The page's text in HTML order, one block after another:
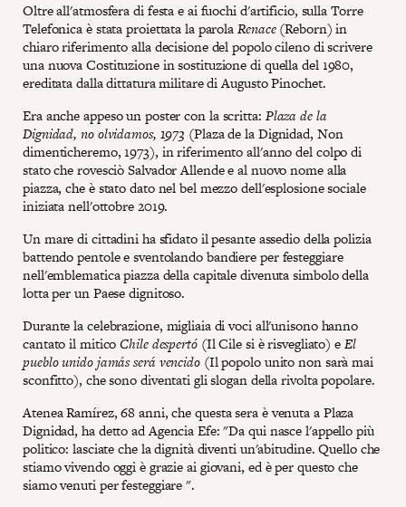
Oltre all'atmosfera di festa e ai fuochi d'artificio, sulla Torre
Telefonica è stata proiettata la parolaRenace(Reborn) in
chiaro riferimento alla decisione del popolo cileno di scrivere
una nuova Costituzione in sostituzione di quella del 1980,
ereditata dalla dittatura militare di Augusto Pinochet.
Era anche appeso un poster con la scritta: Plaza de la
Dignidad, no olvidamos, 1973 (Plaza de la Dignidad, Non
dimenticheremo, 1973), in riferimento all'anno del colpo di
stato che rovesciò Salvador Allende e al nuovo nome alla
piazza, che è stato dato nel bel mezzo dell'esplosione sociale
iniziata nell'ottobre 2019.
Un mare di cittadini ha sfidato il pesante assedio della polizia
battendo pentole e sventolando bandiere per festeggiare
nell'emblematica piazza della capitale divenuta simbolo della
lotta per un Paese dignitoso.
Durante la celebrazione, migliaia di voci all'unisono hanno
cantato il miticoChile despertó(Il Cile si è risvegliato) eEl
pueblo unido jamás será vencido(Il popolo unito non sarà mai
sconfitto), che sono diventati gli slogan della rivolta popolare.
Atenea Ramírez, 68 anni, che questa sera è venuta a Plaza
Dignidad, ha detto ad Agencia Efe: "Da qui nasce l'appello più
politico: lasciate che la dignità diventi un'abitudine. Quello che
stiamo vivendo oggi è grazie ai giovani, ed è per questo che
siamo venuti per festeggiare ".